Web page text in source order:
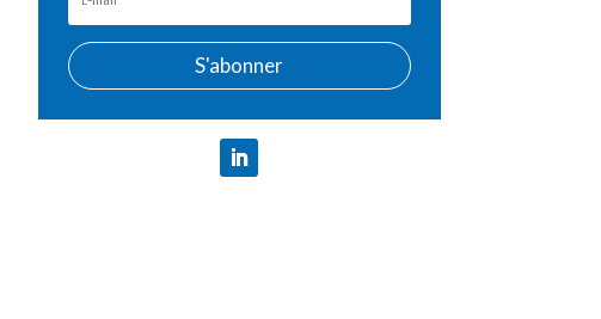
S'abonner